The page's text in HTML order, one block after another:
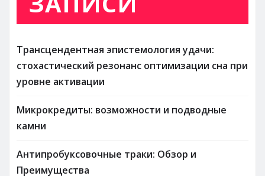
Трансцендентная эпистемология удачи:
стохастический резонанс оптимизации сна при
уровне активации
Микрокредиты: возможности и подводные
камни
Антипробуксовочные траки: Обзор и
Преимущества